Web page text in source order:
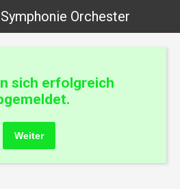
Orchester
sich erfolgreich
Weiter